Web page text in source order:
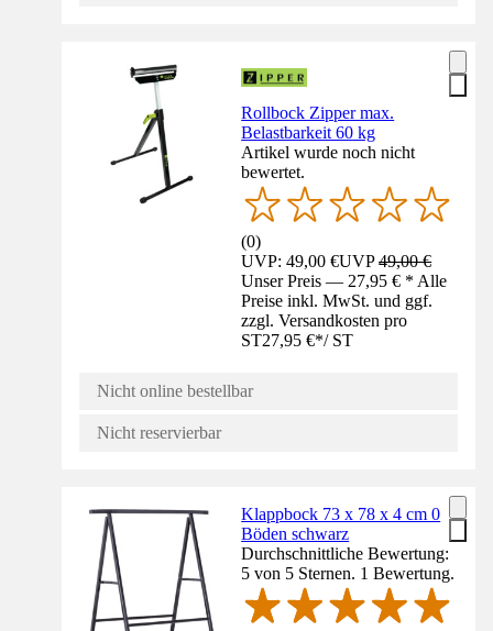
Rollbock Zipper max.
Belastbarkeit 60 kg
Artikel wurde noch nicht
bewertet.
(0)
UVP: 49,00 €UVP49,00 €
Unser Preis — 27,95 € * Alle
Preise inkl. MwSt. und ggf.
zzgl. Versandkosten pro
ST27,95 €*/ ST
Nicht online bestellbar
Nicht reservierbar
Klappbock 73 x 78 x 4 cm 0
Böden schwarz
Durchschnittliche Bewertung:
5 von 5 Sternen. 1 Bewertung.